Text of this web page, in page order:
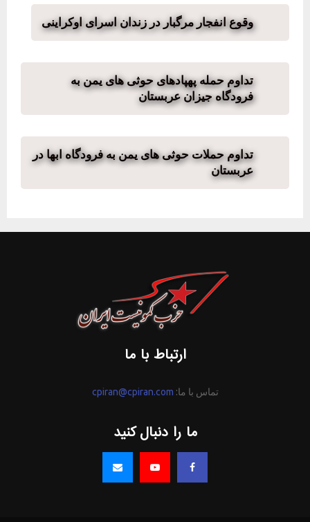
وقوع انفجار مرگبار در زندان اسرای اوکراینی
تداوم حمله پهپادهای حوثی های یمن به
فرودگاه جیزان عربستان
تداوم حملات حوثی های یمن به فرودگاه ابها در
عربستان
ارتباط با ما
تماس با ما: cpiran@cpiran.com
ما را دنبال کنید